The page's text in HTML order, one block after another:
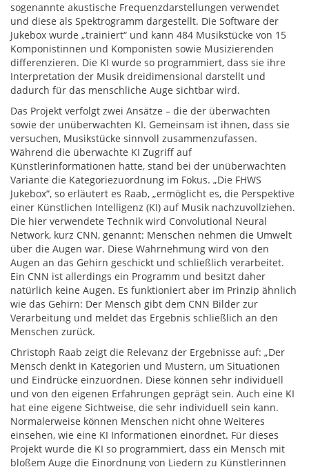
sogenannte akustische Frequenzdarstellungen verwendet
und diese als Spektrogramm dargestellt. Die Software der
Jukebox wurde „trainiert“ und kann 484 Musikstücke von 15
Komponistinnen und Komponisten sowie Musizierenden
differenzieren. Die KI wurde so programmiert, dass sie ihre
Interpretation der Musik dreidimensional darstellt und
dadurch für das menschliche Auge sichtbar wird.
Das Projekt verfolgt zwei Ansätze – die der überwachten
sowie der unüberwachten KI. Gemeinsam ist ihnen, dass sie
versuchen, Musikstücke sinnvoll zusammenzufassen.
Während die überwachte KI Zugriff auf
Künstlerinformationen hatte, stand bei der unüberwachten
Variante die Kategoriezuordnung im Fokus. „Die FHWS
Jukebox“, so erläutert es Raab, „ermöglicht es, die Perspektive
einer Künstlichen Intelligenz (KI) auf Musik nachzuvollziehen.
Die hier verwendete Technik wird Convolutional Neural
Network, kurz CNN, genannt: Menschen nehmen die Umwelt
über die Augen war. Diese Wahrnehmung wird von den
Augen an das Gehirn geschickt und schließlich verarbeitet.
Ein CNN ist allerdings ein Programm und besitzt daher
natürlich keine Augen. Es funktioniert aber im Prinzip ähnlich
wie das Gehirn: Der Mensch gibt dem CNN Bilder zur
Verarbeitung und meldet das Ergebnis schließlich an den
Menschen zurück.
Christoph Raab zeigt die Relevanz der Ergebnisse auf: „Der
Mensch denkt in Kategorien und Mustern, um Situationen
und Eindrücke einzuordnen. Diese können sehr individuell
und von den eigenen Erfahrungen geprägt sein. Auch eine KI
hat eine eigene Sichtweise, die sehr individuell sein kann.
Normalerweise können Menschen nicht ohne Weiteres
einsehen, wie eine KI Informationen einordnet. Für dieses
Projekt wurde die KI so programmiert, dass ein Mensch mit
bloßem Auge die Einordnung von Liedern zu Künstlerinnen